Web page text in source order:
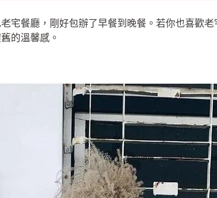
宅餐廳，剛好包辦了早餐到晚餐。若你也喜歡
的溫馨感。